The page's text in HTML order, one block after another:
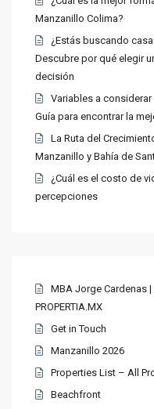
Manzanillo Colima?
¿Estás buscando
Descubre por qué elegir
decisión
Variables a
Guía para encontrar la
La Ruta del
Manzanillo y Bahía de
¿Cuál es el costo de
percepciones
MBA Jorge Cardenas
PROPERTIA.MX
Get in Touch
Manzanillo 2026
Properties List – All
Beachfront